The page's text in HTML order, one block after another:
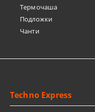
Термочашa
Подложки
Чанти
Techno Express